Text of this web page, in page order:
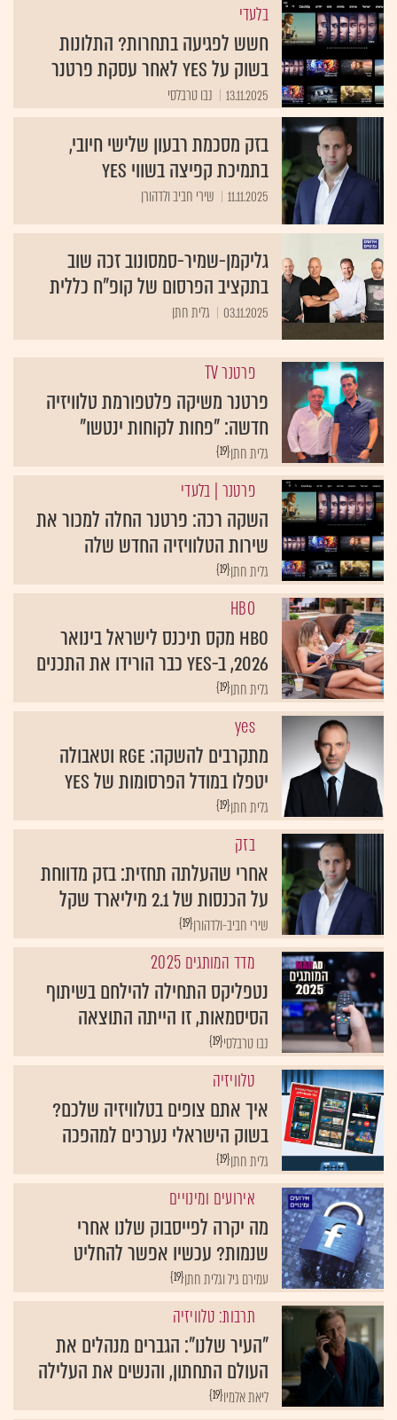
בלעדי
חשש לפגיעה בתחרות? התלונות
בשוק על yes לאחר עסקת פרטנר
13.11.2025 נבו טרבלסי
בזק מסכמת רבעון שלישי חיובי,
בתמיכת קפיצה בשווי yes
11.11.2025 שירי חביב ולדהורן
גליקמן-שמיר-סמסונוב זכה שוב
בתקציב הפרסום של קופ"ח כללית
03.11.2025 גלית חתן
פרטנר TV
פרטנר משיקה פלטפורמת טלוויזיה
חדשה: "פחות לקוחות ינטשו"
{19}גלית חתן
פרטנר | בלעדי
השקה רכה: פרטנר החלה למכור את
שירות הטלוויזיה החדש שלה
{19}גלית חתן
HBO
HBO מקס תיכנס לישראל בינואר
2026, ב-yes כבר הורידו את התכנים
{19}גלית חתן
yes
מתקרבים להשקה: RGE וטאבולה
יטפלו במודל הפרסומות של yes
{19}גלית חתן
בזק
אחרי שהעלתה תחזית: בזק מדווחת
על הכנסות של 2.1 מיליארד שקל
{19}שירי חביב-ולדהורן
מדד המותגים 2025
נטפליקס התחילה להילחם בשיתוף
הסיסמאות, זו הייתה התוצאה
{19}נבו טרבלסי
טלוויזיה
איך אתם צופים בטלוויזיה שלכם?
בשוק הישראלי נערכים למהפכה
{19}גלית חתן
אירועים ומינויים
מה יקרה לפייסבוק שלנו אחרי
שנמות? עכשיו אפשר להחליט
{19}עמירם גיל וגלית חתן
תרבות: טלוויזיה
"העיר שלנו": הגברים מנהלים את
העולם התחתון, והנשים את העלילה
{19}ליאת אלמיו